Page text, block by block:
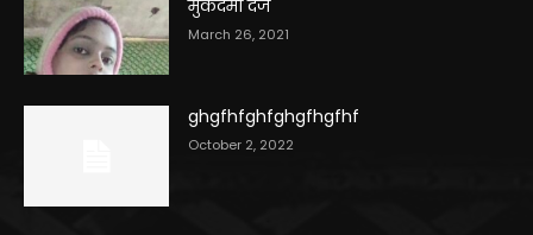
मुकदमा दर्ज
March 26, 2021
ghgfhfghfghgfhgfhf
October 2, 2022